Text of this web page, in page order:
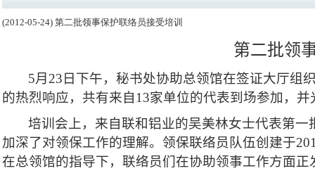
(2012-05-24) 第二批领事保护联络员接受培训
第二批领
5月 23 日下午，秘书处协助总领馆在签证大厅组
的热烈响应，共有来自13家单位的代表到场参加，
培训会上，来自联和铝业的吴美林女士代表第
加深了对领保工作的理解。领保联络员队伍创建于
在总领馆的指导下，联络员们在协助领事工作方面